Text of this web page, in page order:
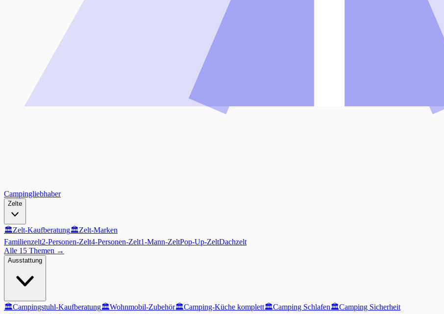
Campingliebhaber
Zelte
🏛️Zelt-Kaufberatung🏛️Zelt-Marken
Familienzelt2-Personen-Zelt4-Personen-Zelt1-Mann-ZeltPop-Up-ZeltDachzelt
Alle 15 Themen →
Ausstattung
🏛️Campingstuhl-Kaufberatung🏛️Wohnmobil-Zubehör🏛️Camping-Küche komplett🏛️Camping Schlafen🏛️Camping Sicherheit